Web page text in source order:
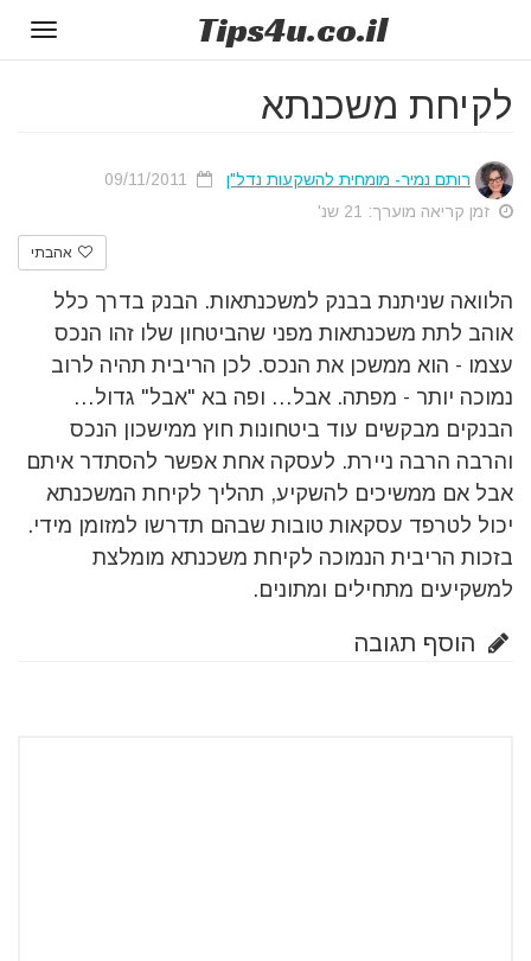
Tips4u.co.il
לקיחת משכנתא
רותם נמיר- מומחית להשקעות נדל"ן
זמן קריאה מוערך: 21 שנ'
אהבתי
הלוואה שניתנת בבנק למשכנתאות. הבנק בדרך כלל
אוהב לתת משכנתאות מפני שהביטחון שלו זהו הנכס
עצמו - הוא ממשכן את הנכס. לכן הריבית תהיה לרוב
נמוכה יותר - מפתה. אבל… ופה בא "אבל" גדול…
הבנקים מבקשים עוד ביטחונות חוץ ממישכון הנכס
והרבה הרבה ניירת. לעסקה אחת אפשר להסתדר איתם
אבל אם ממשיכים להשקיע, תהליך לקיחת המשכנתא
יכול לטרפד עסקאות טובות שבהם תדרשו למזומן מידי.
בזכות הריבית הנמוכה לקיחת משכנתא מומלצת
למשקיעים מתחילים ומתונים.
הוסף תגובה